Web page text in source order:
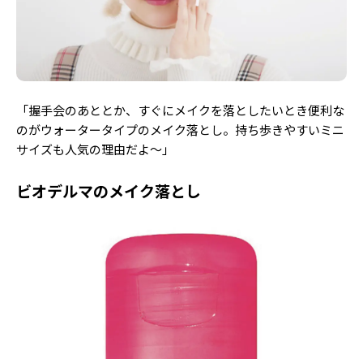
ST member
新規会員登録・ログイン
「握手会のあととか、すぐにメイクを落としたいとき便利な
のがウォータータイプのメイク落とし。持ち歩きやすいミニ
サイズも人気の理由だよ〜」
ビオデルマのメイク落とし